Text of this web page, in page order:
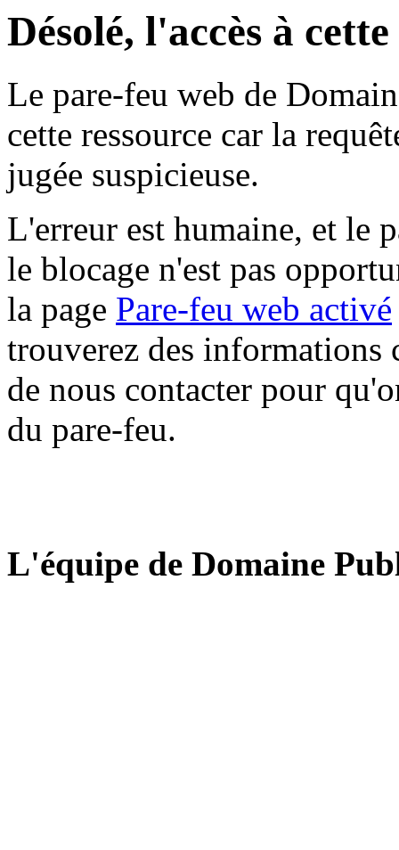
Désolé, l'accès à
Le pare-feu web de
cette ressource car la
jugée suspicieuse.
L'erreur est humaine, et le
le blocage n'est pas
la page Pare-feu web activé
trouverez des informations
de nous contacter pour
du pare-feu.
L'équipe de Domaine